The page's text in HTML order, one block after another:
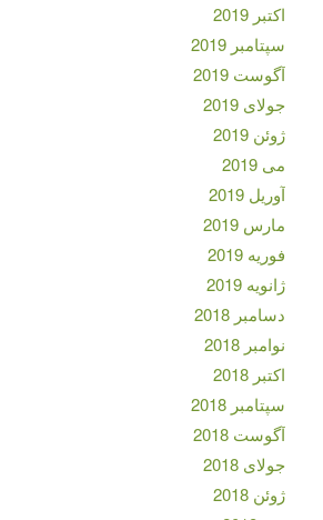
اکتبر 2019
سپتامبر 2019
آگوست 2019
جولای 2019
ژوئن 2019
می 2019
آوریل 2019
مارس 2019
فوریه 2019
ژانویه 2019
دسامبر 2018
نوامبر 2018
اکتبر 2018
سپتامبر 2018
آگوست 2018
جولای 2018
ژوئن 2018